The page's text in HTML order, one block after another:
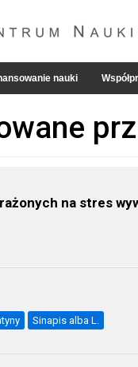
nauki
na stres
Sinapis alba L.